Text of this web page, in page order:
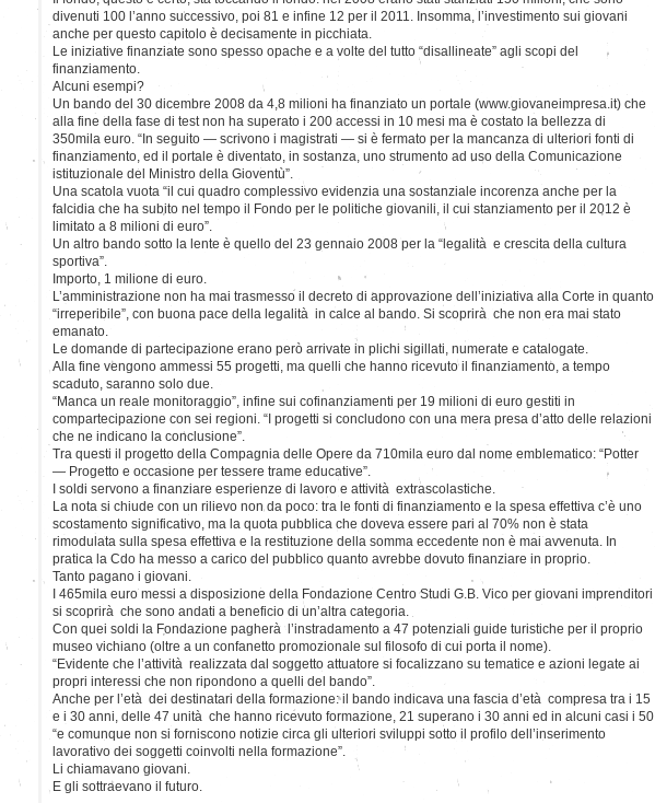
divenuti 100 l’anno successivo, poi 81 e infine 12 per il 2011. Insomma, l’investimento sui giovani
anche per questo capitolo è decisamente in picchiata.
Le iniziative finanziate sono spesso opache e a volte del tutto “disallineate” agli scopi del
finanziamento.
Alcuni esempi?
Un bando del 30 dicembre 2008 da 4,8 milioni ha finanziato un portale (www.giovaneimpresa.it) che
alla fine della fase di test non ha superato i 200 accessi in 10 mesi ma è costato la bellezza di
350mila euro. “In seguito — scrivono i magistrati — si è fermato per la mancanza di ulteriori fonti di
finanziamento, ed il portale è diventato, in sostanza, uno strumento ad uso della Comunicazione
istituzionale del Ministro della Gioventù”.
Una scatola vuota “il cui quadro complessivo evidenzia una sostanziale incorenza anche per la
falcidia che ha subito nel tempo il Fondo per le politiche giovanili, il cui stanziamento per il 2012 è
limitato a 8 milioni di euro”.
Un altro bando sotto la lente è quello del 23 gennaio 2008 per la “legalità e crescita della cultura
sportiva”.
Importo, 1 milione di euro.
L’amministrazione non ha mai trasmesso il decreto di approvazione dell’iniziativa alla Corte in quanto
“irreperibile”, con buona pace della legalità in calce al bando. Si scoprirà che non era mai stato
emanato.
Le domande di partecipazione erano però arrivate in plichi sigillati, numerate e catalogate.
Alla fine vengono ammessi 55 progetti, ma quelli che hanno ricevuto il finanziamento, a tempo
scaduto, saranno solo due.
“Manca un reale monitoraggio”, infine sui cofinanziamenti per 19 milioni di euro gestiti in
compartecipazione con sei regioni. “I progetti si concludono con una mera presa d’atto delle relazioni
che ne indicano la conclusione”.
Tra questi il progetto della Compagnia delle Opere da 710mila euro dal nome emblematico: “Potter
— Progetto e occasione per tessere trame educative”.
I soldi servono a finanziare esperienze di lavoro e attività extrascolastiche.
La nota si chiude con un rilievo non da poco: tra le fonti di finanziamento e la spesa effettiva c’è uno
scostamento significativo, ma la quota pubblica che doveva essere pari al 70% non è stata
rimodulata sulla spesa effettiva e la restituzione della somma eccedente non è mai avvenuta. In
pratica la Cdo ha messo a carico del pubblico quanto avrebbe dovuto finanziare in proprio.
Tanto pagano i giovani.
I 465mila euro messi a disposizione della Fondazione Centro Studi G.B. Vico per giovani imprenditori
si scoprirà che sono andati a beneficio di un’altra categoria.
Con quei soldi la Fondazione pagherà l’instradamento a 47 potenziali guide turistiche per il proprio
museo vichiano (oltre a un confanetto promozionale sul filosofo di cui porta il nome).
“Evidente che l’attività realizzata dal soggetto attuatore si focalizzano su tematice e azioni legate ai
propri interessi che non ripondono a quelli del bando”.
Anche per l’età dei destinatari della formazione: il bando indicava una fascia d’età compresa tra i 15
e i 30 anni, delle 47 unità che hanno ricevuto formazione, 21 superano i 30 anni ed in alcuni casi i 50
“e comunque non si forniscono notizie circa gli ulteriori sviluppi sotto il profilo dell’inserimento
lavorativo dei soggetti coinvolti nella formazione”.
Li chiamavano giovani.
E gli sottraevano il futuro.